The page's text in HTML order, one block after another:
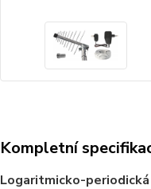
Kompletní
Logaritmicko-